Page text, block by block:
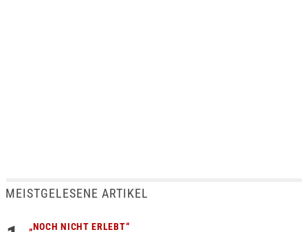
MEISTGELESENE ARTIKEL
„NOCH NICHT ERLEBT“